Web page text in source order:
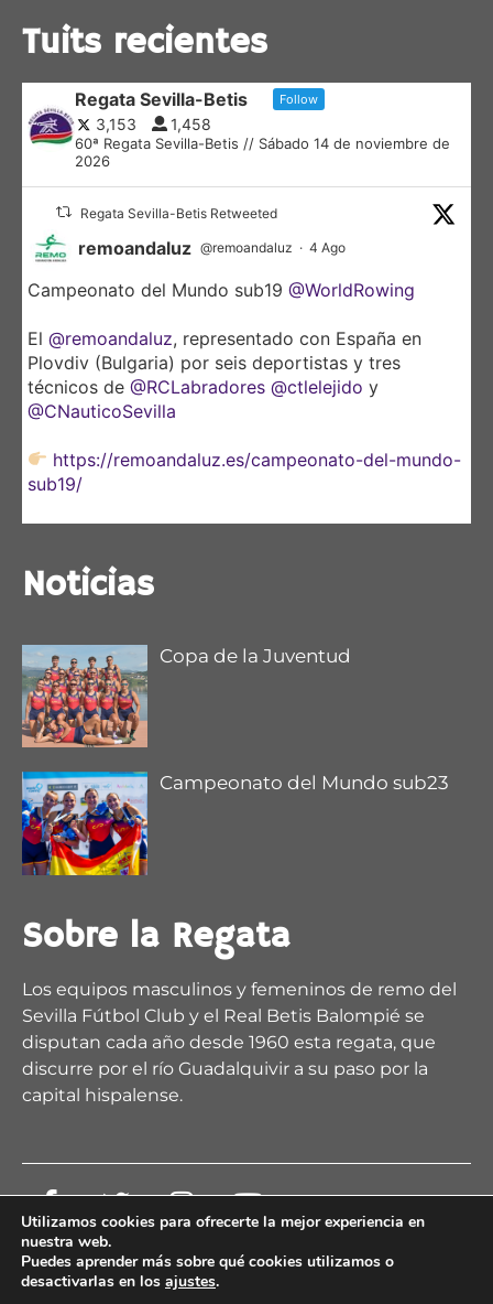
Tuits recientes
Regata Sevilla-Betis Follow
3,153 1,458
60ª Regata Sevilla-Betis // Sábado 14 de noviembre de
2026
Regata Sevilla-Betis Retweeted
remoandaluz @remoandaluz · 4 Ago
Campeonato del Mundo sub19 @WorldRowing
El @remoandaluz, representado con España en
Plovdiv (Bulgaria) por seis deportistas y tres
técnicos de @RCLabradores @ctlelejido y
@CNauticoSevilla
https://remoandaluz.es/campeonato-del-mundo-
sub19/
2 5
remoandaluz @remoandaluz
@muchodeportecom/ La satisfacción de Esther
Fuerte
https://www.muchodeporte.com/deporte-
andaluz/la-satisfaccion...
Noticias
Copa de la Juventud
Campeonato del Mundo sub23
Sobre la Regata
Los equipos masculinos y femeninos de remo del
Sevilla Fútbol Club y el Real Betis Balompié se
disputan cada año desde 1960 esta regata, que
discurre por el río Guadalquivir a su paso por la
capital hispalense.
© 2026 Regata Sevilla Betis
Utilizamos cookies para ofrecerte la mejor experiencia en
nuestra web.
Puedes aprender más sobre qué cookies utilizamos o
desactivarlas en los ajustes.